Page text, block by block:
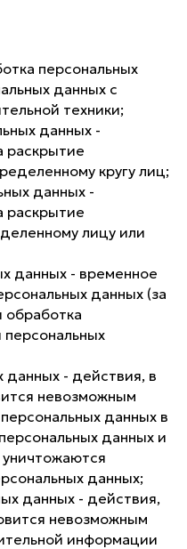
персональных
данных с
техники;
данных -
раскрытие
кругу лиц;
данных -
раскрытие
лицу или
данных - временное
данных (за
обработка
данных - действия, в
невозможным
данных в
данных и
уничтожаются
данных;
данных - действия,
невозможным
информации